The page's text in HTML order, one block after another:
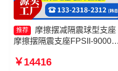
推荐
摩擦摆减隔震球型支座
摩擦摆隔震支座FPSII-9000-
隔震支座价格 建筑摩擦隔震支
￥14416